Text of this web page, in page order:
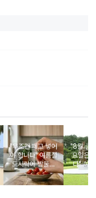
"무조건 떼고 넣어
야 합니다" 여름철
도시락에 방울토
마토 꼭지 그대로
넣으면 생기는 일
"8월 금
요일은
다" 이
무료로
한 의미